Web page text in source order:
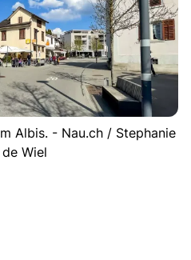
Albis. - Nau.ch / Stephanie
Wiel